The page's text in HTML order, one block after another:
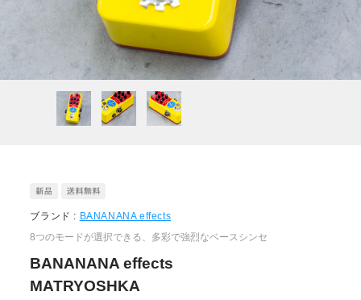
ブランド : BANANANA effects
8つのモードが選択できる、多彩で強烈なベースシンセ
BANANANA effects
MATRYOSHKA